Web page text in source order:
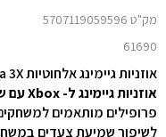
מק"ט 5707119059596
61690
אוזניות גיימינג אלחוטיות Arctis Nova 3X
אוזניות גיימינג ל- Xbox עם שליטה דרך אפליקציה בנייד
לשיפור שמיעת צעדים